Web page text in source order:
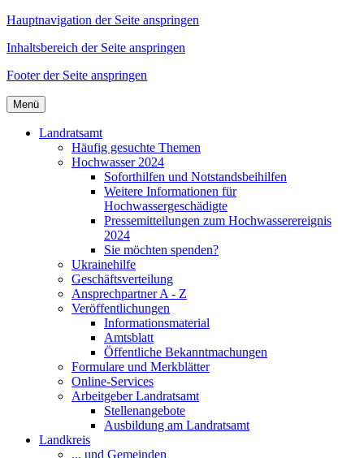
Hauptnavigation der Seite anspringen
Inhaltsbereich der Seite anspringen
Footer der Seite anspringen
Menü
Landratsamt
Häufig gesuchte Themen
Hochwasser 2024
Soforthilfen und Notstandsbeihilfen
Weitere Informationen für
Hochwassergeschädigte
Pressemitteilungen zum Hochwasserereignis
2024
Sie möchten spenden?
Ukrainehilfe
Geschäftsverteilung
Ansprechpartner A - Z
Veröffentlichungen
Informationsmaterial
Amtsblatt
Öffentliche Bekanntmachungen
Formulare und Merkblätter
Online-Services
Arbeitgeber Landratsamt
Stellenangebote
Ausbildung am Landratsamt
Landkreis
... und Gemeinden